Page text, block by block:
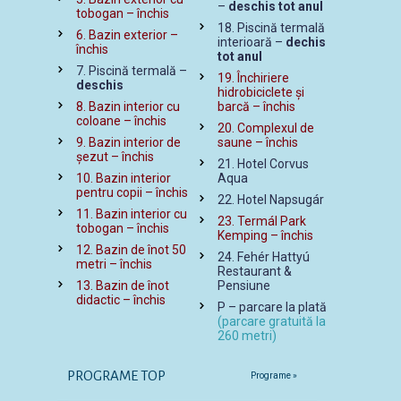
tobogan – închis
6. Bazin exterior –
închis
7. Piscină termală –
deschis
8. Bazin interior cu
coloane – închis
9. Bazin interior de
șezut – închis
10. Bazin interior
pentru copii – închis
11. Bazin interior cu
tobogan – închis
12. Bazin de înot 50
metri – închis
13. Bazin de înot
didactic – închis
– deschis tot anul
18. Piscină termală
interioară – dechis
tot anul
19. Închiriere
hidrobiciclete și
barcă – închis
20. Complexul de
saune – închis
21. Hotel Corvus
Aqua
22. Hotel Napsugár
23. Termál Park
Kemping – închis
24. Fehér Hattyú
Restaurant &
Pensiune
P – parcare la plată
(parcare gratuită la
260 metri)
PROGRAME TOP Programe »